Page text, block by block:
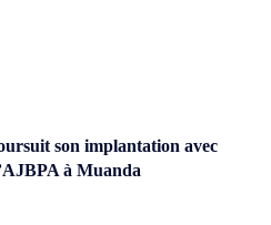
son implantation avec
à Muanda